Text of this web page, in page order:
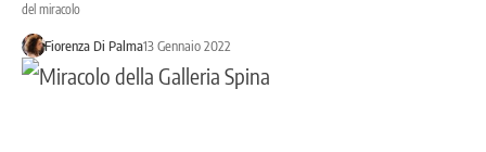
del miracolo
Fiorenza Di Palma13 Gennaio 2022